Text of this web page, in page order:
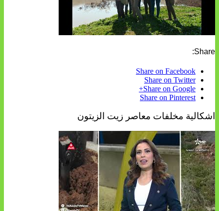
Share:
Share on Facebook
Share on Twitter
Share on Google+
Share on Pinterest
اشكالية مخلفات معاصر زيت الزيتون